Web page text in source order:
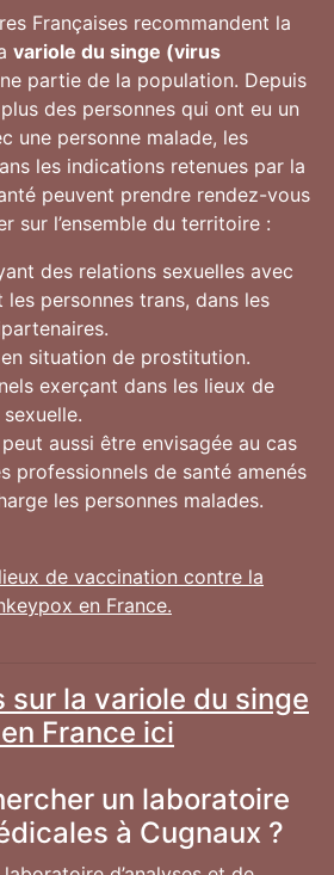
Françaises recommandent la
variole du singe (virus
partie de la population. Depuis
des personnes qui ont eu un
une personne malade, les
les indications retenues par la
peuvent prendre rendez-vous
sur l’ensemble du territoire :
des relations sexuelles avec
les personnes trans, dans les
situation de prostitution.
exerçant dans les lieux de
aussi être envisagée au cas
professionnels de santé amenés
les personnes malades.
de vaccination contre la
en France.
sur la variole du singe
France ici
un laboratoire
à Cugnaux ?